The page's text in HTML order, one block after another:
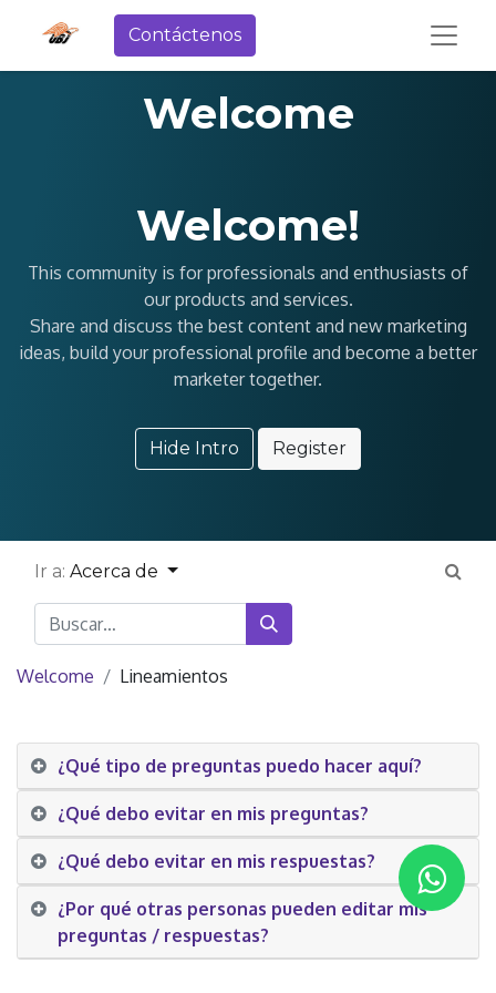
Contáctenos
Welcome
Welcome!
This community is for professionals and enthusiasts of
our products and services.
Share and discuss the best content and new marketing
ideas, build your professional profile and become a better
marketer together.
Hide Intro Register
Ir a: Acerca de
Welcome Lineamientos
¿Qué tipo de preguntas puedo hacer aquí?
¿Qué debo evitar en mis preguntas?
¿Qué debo evitar en mis respuestas?
¿Por qué otras personas pueden editar mis
preguntas / respuestas?